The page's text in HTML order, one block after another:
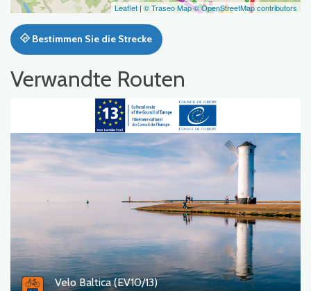
Leaflet |© Traseo Map© OpenStreetMap contributors
Bestimmen Sie die Strecke
Verwandte Routen
Velo Baltica (EV10/13)